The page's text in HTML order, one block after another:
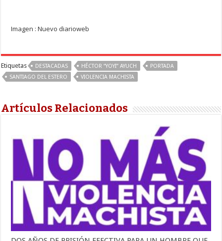
Imagen : Nuevo diarioweb
Etiquetas DESTACADAS HÉCTOR “YOYI” AYUCH
PORTADA
SANTIAGO DEL ESTERO
VIOLENCIA MACHISTA
Artículos Relacionados